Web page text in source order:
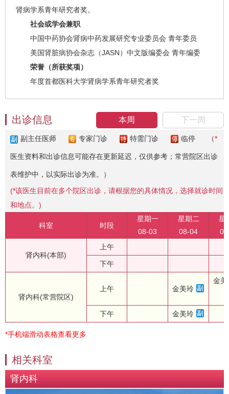
肾病学系青年研究者奖。
社会或学会兼职
中国中药协会肾病中药发展研究专业委员会 青年委员
美国肾脏病协会杂志（JASN）中文版编委会 青年编委
荣誉（所获奖项）
年度首都医科大学肾病学系青年研究者奖
本周 下一周
出诊信息
副主任医师 专家门诊 特需门诊 临停 （*
医生资料和出诊信息可能存在更新延迟，仅供参考；常营院区出诊
表维护中，以实际出诊为准。）
(*该医生目前在多个院区出诊，请根据您的具体情况，选择就诊时间
和地点。)
科室 时段
星期一
08-03
星期二
08-04
星
肾内科(本部)
上午
下午
肾内科(常营院区)
上午 金美玲
金
下午 金美玲
*手机端滑动表格查看更多
相关科室
肾内科